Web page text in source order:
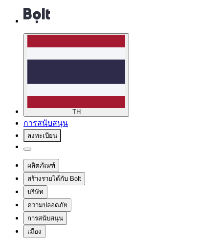
TH
การสนับสนุน
ลงทะเบียน
ผลิตภัณฑ์
สร้างรายได้กับ Bolt
บริษัท
ความปลอดภัย
การสนับสนุน
เมือง